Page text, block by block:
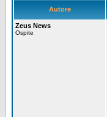
Autore
Zeus News
Ospite